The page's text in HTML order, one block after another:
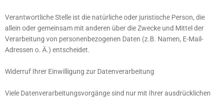
Verantwortliche Stelle ist die natürliche oder juristische Person, die
allein oder gemeinsam mit anderen über die Zwecke und Mittel der
Verarbeitung von personenbezogenen Daten (z.B. Namen, E-Mail-
Adressen o. Ä.) entscheidet.
Widerruf Ihrer Einwilligung zur Datenverarbeitung
Viele Datenverarbeitungsvorgänge sind nur mit Ihrer ausdrücklichen